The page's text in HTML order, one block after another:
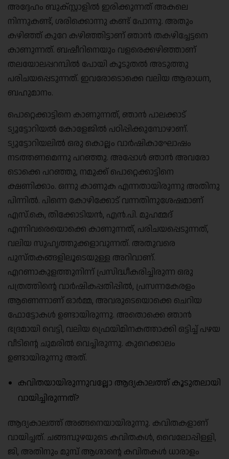
അദ്ദേഹം ബുക്സ്റ്റാളിൽ ഇരിക്കുന്നത് അകലെ
നിന്നുകണ്ട്, ശരിക്കൊന്നു കണ്ട് പോന്നു. അതും
കഴിഞ്ഞ് കുറേ കഴിഞ്ഞിട്ടാണ് ഞാൻ തകഴിച്ചേട്ടനെ
കാണുന്നത്. ബഷീറിനെയും വളരെക്കഴിഞ്ഞാണ്
തലയോലപ്പറമ്പിൽ പോയി കൂടുതൽ അടുത്തു
പരിചയപ്പെടുന്നത്. ഇവരോടൊക്കെ വലിയ ആരാധന,
ബഹുമാനം.
പൊറ്റെക്കാട്ടിനെ കാണുന്നത്, ഞാൻ പാലക്കാട്
ട്യൂട്ടോറിയൽ കോളേജിൽ പഠിപ്പിക്കുമ്പോഴാണ്.
ട്യൂട്ടോറിയലിൽ ഒരു കൊല്ലം വാർഷികാഘോഷം
നടത്തണമെന്നു പറഞ്ഞു. അപ്പോൾ ഞാൻ അവരോ
ടൊക്കെ പറഞ്ഞു, നമുക്ക് പൊറ്റെക്കാട്ടിനെ
ക്ഷണിക്കാം. ഒന്നു കാണുക എന്നതായിരുന്നു അതിനു
പിന്നിൽ. പിന്നെ കോഴിക്കോട് വന്നതിനുശേഷമാണ്
എസ്.കെ, തിക്കോടിയൻ, എൻ.പി. മുഹമ്മദ്
എന്നിവരെയൊക്കെ കാണുന്നത്, പരിചയപ്പെടുന്നത്,
വലിയ സുഹൃത്തുക്കളാവുന്നത്. അതുവരെ
പുസ്തകങ്ങളിലൂടെയുള്ള അറിവാണ്.
എറണാകുളത്തുനിന്ന് പ്രസിദ്ധീകരിച്ചിരുന്ന ഒരു
പത്രത്തിൻ്റെ വാർഷികപ്പതിപ്പിൽ, പ്രസന്നകേരളം
ആണെന്നാണ് ഓർമ്മ, അവരുടെയൊക്കെ ചെറിയ
ഫോട്ടോകൾ ഉണ്ടായിരുന്നു. അതൊക്കെ ഞാൻ
ഭദ്രമായി വെട്ടി, വലിയ ഫ്രെയിമിനകത്താക്കി ഒട്ടിച്ച് പഴയ
വീടിൻ്റെ ചുമരിൽ വെച്ചിരുന്നു. കുറെക്കാലം
ഉണ്ടായിരുന്നു അത്.
കവിതയായിരുന്നുവല്ലോ ആദ്യകാലത്ത് കൂടുതലായി
വായിച്ചിരുന്നത്?
ആദ്യകാലത്ത് അങ്ങനെയായിരുന്നു. കവിതകളാണ്
വായിച്ചത്. ചങ്ങമ്പുഴയുടെ കവിതകൾ, വൈലോപ്പിള്ളി,
ജി, അതിനും മുമ്പ് ആശാൻ്റെ കവിതകൾ ധാരാളം